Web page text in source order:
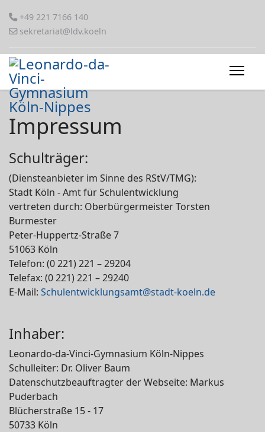
+49 221 7166 140
sekretariat@ldv.koeln
Impressum
Schulträger:
(Diensteanbieter im Sinne des RStV/TMG):
Stadt Köln - Amt für Schulentwicklung
vertreten durch: Oberbürgermeister Torsten
Burmester
Peter-Huppertz-Straße 7
51063 Köln
Telefon: (0 221) 221 – 29204
Telefax: (0 221) 221 – 29240
E-Mail: Schulentwicklungsamt@stadt-koeln.de
Inhaber:
Leonardo-da-Vinci-Gymnasium Köln-Nippes
Schulleiter: Dr. Oliver Baum
Datenschutzbeauftragter der Webseite: Markus
Puderbach
Blücherstraße 15 - 17
50733 Köln